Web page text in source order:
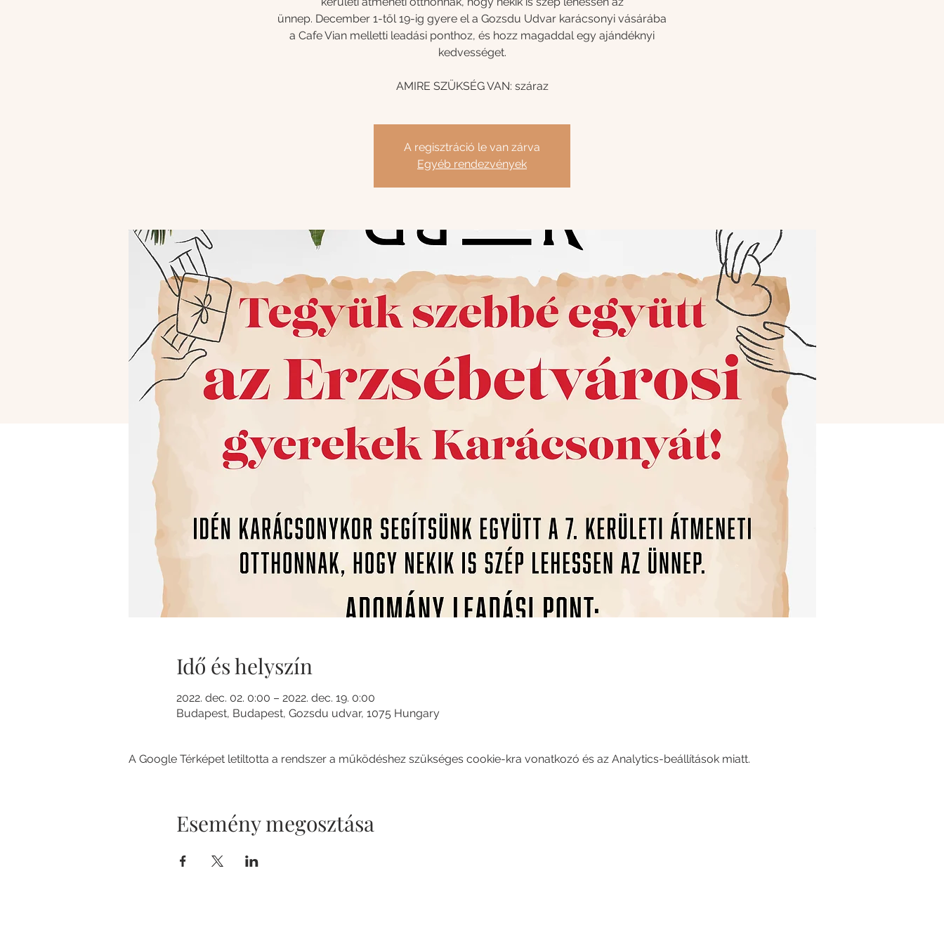
ünnep. December 1-től 19-ig gyere el a Gozsdu Udvar karácsonyi vásárába
a Cafe Vian melletti leadási ponthoz, és hozz magaddal egy ajándéknyi
kedvességet.
AMIRE SZÜKSÉG VAN: száraz
A regisztráció le van zárva
Egyéb rendezvények
Idő és helyszín
2022. dec. 02. 0:00 – 2022. dec. 19. 0:00
Budapest, Budapest, Gozsdu udvar, 1075 Hungary
A Google Térképet letiltotta a rendszer a működéshez szükséges cookie-kra vonatkozó és az Analytics-beállítások miatt.
Esemény megosztása